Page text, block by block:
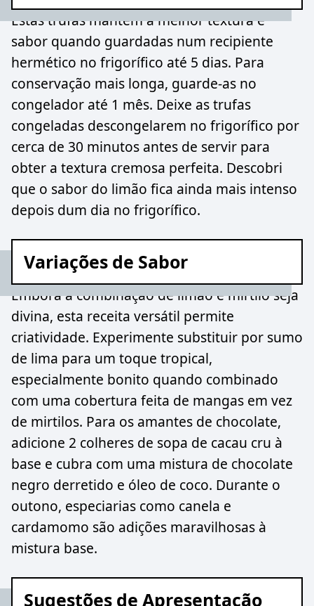
Estas trufas mantêm a melhor textura e
sabor quando guardadas num recipiente
hermético no frigorífico até 5 dias. Para
conservação mais longa, guarde-as no
congelador até 1 mês. Deixe as trufas
congeladas descongelarem no frigorífico por
cerca de 30 minutos antes de servir para
obter a textura cremosa perfeita. Descobri
que o sabor do limão fica ainda mais intenso
depois dum dia no frigorífico.
Variações de Sabor
Embora a combinação de limão e mirtilo seja
divina, esta receita versátil permite
criatividade. Experimente substituir por sumo
de lima para um toque tropical,
especialmente bonito quando combinado
com uma cobertura feita de mangas em vez
de mirtilos. Para os amantes de chocolate,
adicione 2 colheres de sopa de cacau cru à
base e cubra com uma mistura de chocolate
negro derretido e óleo de coco. Durante o
outono, especiarias como canela e
cardamomo são adições maravilhosas à
mistura base.
Sugestões de Apresentação